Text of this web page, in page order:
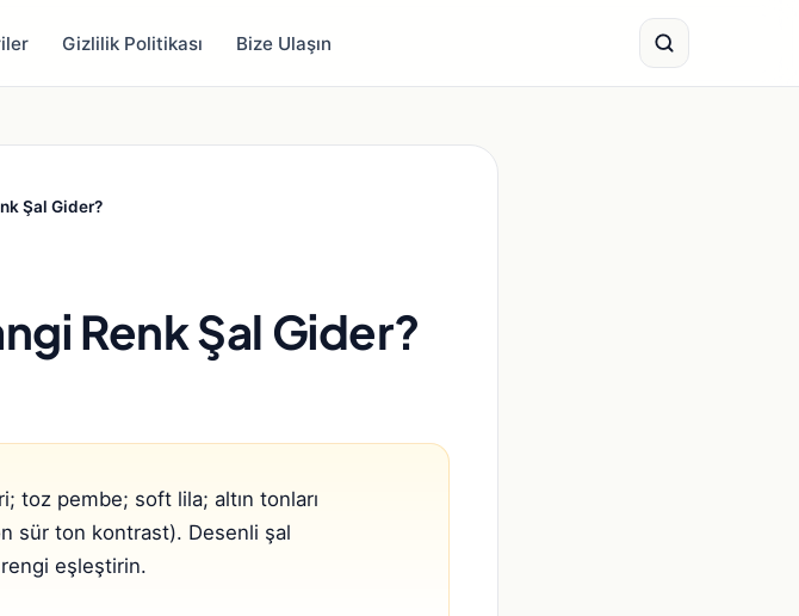
Gizlilik Politikası Bize Ulaşın
Şal Gider?
Renk Şal Gider?
toz pembe; soft lila; altın tonları
sür ton kontrast). Desenli şal
rengi eşleştirin.